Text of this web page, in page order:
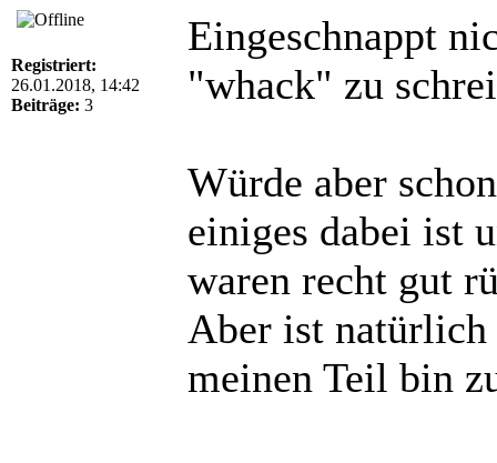
Registriert:
26.01.2018, 14:42
Beiträge: 3
Eingeschnappt
"whack" zu
Würde aber
einiges dabei ist
waren recht gut
Aber ist natürlich
meinen Teil bin